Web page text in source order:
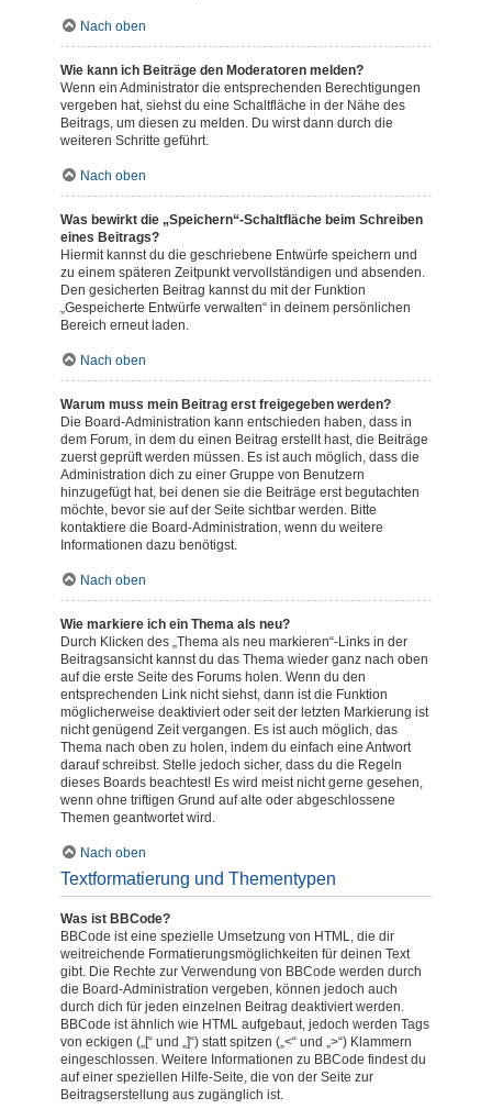
Nach oben
Wie kann ich Beiträge den Moderatoren melden?
Wenn ein Administrator die entsprechenden Berechtigungen
vergeben hat, siehst du eine Schaltfläche in der Nähe des
Beitrags, um diesen zu melden. Du wirst dann durch die
weiteren Schritte geführt.
Nach oben
Was bewirkt die „Speichern“-Schaltfläche beim Schreiben
eines Beitrags?
Hiermit kannst du die geschriebene Entwürfe speichern und
zu einem späteren Zeitpunkt vervollständigen und absenden.
Den gesicherten Beitrag kannst du mit der Funktion
„Gespeicherte Entwürfe verwalten“ in deinem persönlichen
Bereich erneut laden.
Nach oben
Warum muss mein Beitrag erst freigegeben werden?
Die Board-Administration kann entschieden haben, dass in
dem Forum, in dem du einen Beitrag erstellt hast, die Beiträge
zuerst geprüft werden müssen. Es ist auch möglich, dass die
Administration dich zu einer Gruppe von Benutzern
hinzugefügt hat, bei denen sie die Beiträge erst begutachten
möchte, bevor sie auf der Seite sichtbar werden. Bitte
kontaktiere die Board-Administration, wenn du weitere
Informationen dazu benötigst.
Nach oben
Wie markiere ich ein Thema als neu?
Durch Klicken des „Thema als neu markieren“-Links in der
Beitragsansicht kannst du das Thema wieder ganz nach oben
auf die erste Seite des Forums holen. Wenn du den
entsprechenden Link nicht siehst, dann ist die Funktion
möglicherweise deaktiviert oder seit der letzten Markierung ist
nicht genügend Zeit vergangen. Es ist auch möglich, das
Thema nach oben zu holen, indem du einfach eine Antwort
darauf schreibst. Stelle jedoch sicher, dass du die Regeln
dieses Boards beachtest! Es wird meist nicht gerne gesehen,
wenn ohne triftigen Grund auf alte oder abgeschlossene
Themen geantwortet wird.
Nach oben
Textformatierung und Thementypen
Was ist BBCode?
BBCode ist eine spezielle Umsetzung von HTML, die dir
weitreichende Formatierungsmöglichkeiten für deinen Text
gibt. Die Rechte zur Verwendung von BBCode werden durch
die Board-Administration vergeben, können jedoch auch
durch dich für jeden einzelnen Beitrag deaktiviert werden.
BBCode ist ähnlich wie HTML aufgebaut, jedoch werden Tags
von eckigen („[“ und „]“) statt spitzen („<“ und „>“) Klammern
eingeschlossen. Weitere Informationen zu BBCode findest du
auf einer speziellen Hilfe-Seite, die von der Seite zur
Beitragserstellung aus zugänglich ist.